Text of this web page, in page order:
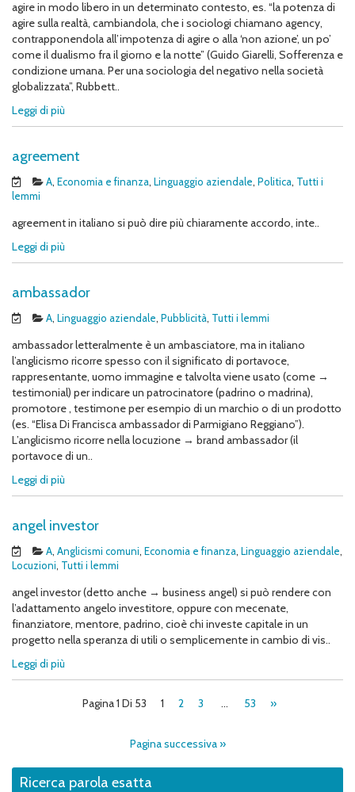
agire in modo libero in un determinato contesto, es. “la potenza di
agire sulla realtà, cambiandola, che i sociologi chiamano agency,
contrapponendola all’impotenza di agire o alla ‘non azione’, un po’
come il dualismo fra il giorno e la notte” (Guido Giarelli, Sofferenza e
condizione umana. Per una sociologia del negativo nella società
globalizzata”, Rubbett..
Leggi di più
agreement
A, Economia e finanza, Linguaggio aziendale, Politica, Tutti i
lemmi
agreement in italiano si può dire più chiaramente accordo, inte..
Leggi di più
ambassador
A, Linguaggio aziendale, Pubblicità, Tutti i lemmi
ambassador letteralmente è un ambasciatore, ma in italiano
l’anglicismo ricorre spesso con il significato di portavoce,
rappresentante, uomo immagine e talvolta viene usato (come →
testimonial) per indicare un patrocinatore (padrino o madrina),
promotore , testimone per esempio di un marchio o di un prodotto
(es. “Elisa Di Francisca ambassador di Parmigiano Reggiano”).
L’anglicismo ricorre nella locuzione → brand ambassador (il
portavoce di un..
Leggi di più
angel investor
A, Anglicismi comuni, Economia e finanza, Linguaggio aziendale,
Locuzioni, Tutti i lemmi
angel investor (detto anche → business angel) si può rendere con
l’adattamento angelo investitore, oppure con mecenate,
finanziatore, mentore, padrino, cioè chi investe capitale in un
progetto nella speranza di utili o semplicemente in cambio di vis..
Leggi di più
Pagina 1 Di 53 1 2 3 … 53 »
Pagina successiva »
Ricerca parola esatta